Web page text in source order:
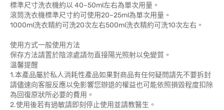
標準尺寸洗衣機約以 40~50ml左右為單次用量。
滾筒洗衣機標準尺寸約可使用20~25ml為單次用量。
1000ml洗衣精約可洗20次左右500ml洗衣精約可洗10次左右。
使用方式一般使用方法
保存方法請置於陰涼處請勿直接陽光照射以免變質。
溫馨提醒
1.本產品屬於私人消耗性產品如果對商品有任何疑問請先不要拆封
請儘速向客服反應以免影響您辦退的權益也可能依照損毀程度扣除
為回復原狀所必要的費用。
2.使用後若有過敏請即刻停止使用並請教醫生。